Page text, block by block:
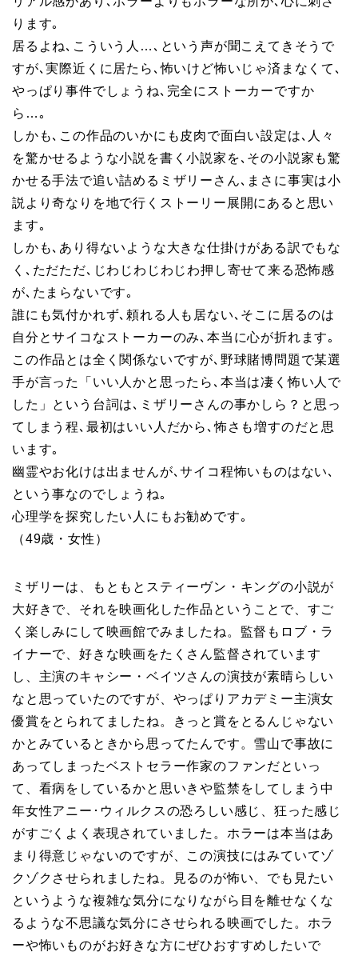
ります｡
居るよね､こういう人…､という声が聞こえてきそうで
すが､実際近くに居たら､怖いけど怖いじゃ済まなくて､
やっぱり事件でしょうね､完全にストーカーですか
ら…｡
しかも､この作品のいかにも皮肉で面白い設定は､人々
を驚かせるような小説を書く小説家を､その小説家も驚
かせる手法で追い詰めるミザリーさん､まさに事実は小
説より奇なりを地で行くストーリー展開にあると思い
ます｡
しかも､あり得ないような大きな仕掛けがある訳でもな
く､ただただ､じわじわじわじわ押し寄せて来る恐怖感
が､たまらないです｡
誰にも気付かれず､頼れる人も居ない､そこに居るのは
自分とサイコなストーカーのみ､本当に心が折れます｡
この作品とは全く関係ないですが､野球賭博問題で某選
手が言った「いい人かと思ったら､本当は凄く怖い人で
した」という台詞は､ミザリーさんの事かしら？と思っ
てしまう程､最初はいい人だから､怖さも増すのだと思
います｡
幽霊やお化けは出ませんが､サイコ程怖いものはない､
という事なのでしょうね｡
心理学を探究したい人にもお勧めです｡
（49歳・女性）
ミザリーは、もともとスティーヴン・キングの小説が
大好きで、それを映画化した作品ということで、すご
く楽しみにして映画館でみましたね。監督もロブ・ラ
イナーで、好きな映画をたくさん監督されています
し、主演のキャシー・ベイツさんの演技が素晴らしい
なと思っていたのですが、やっぱりアカデミー主演女
優賞をとられてましたね。きっと賞をとるんじゃない
かとみているときから思ってたんです。雪山で事故に
あってしまったベストセラー作家のファンだといっ
て、看病をしているかと思いきや監禁をしてしまう中
年女性アニー･ウィルクスの恐ろしい感じ、狂った感じ
がすごくよく表現されていました。ホラーは本当はあ
まり得意じゃないのですが、この演技にはみていてゾ
クゾクさせられましたね。見るのが怖い、でも見たい
というような複雑な気分になりながら目を離せなくな
るような不思議な気分にさせられる映画でした。ホラ
ーや怖いものがお好きな方にぜひおすすめしたいで